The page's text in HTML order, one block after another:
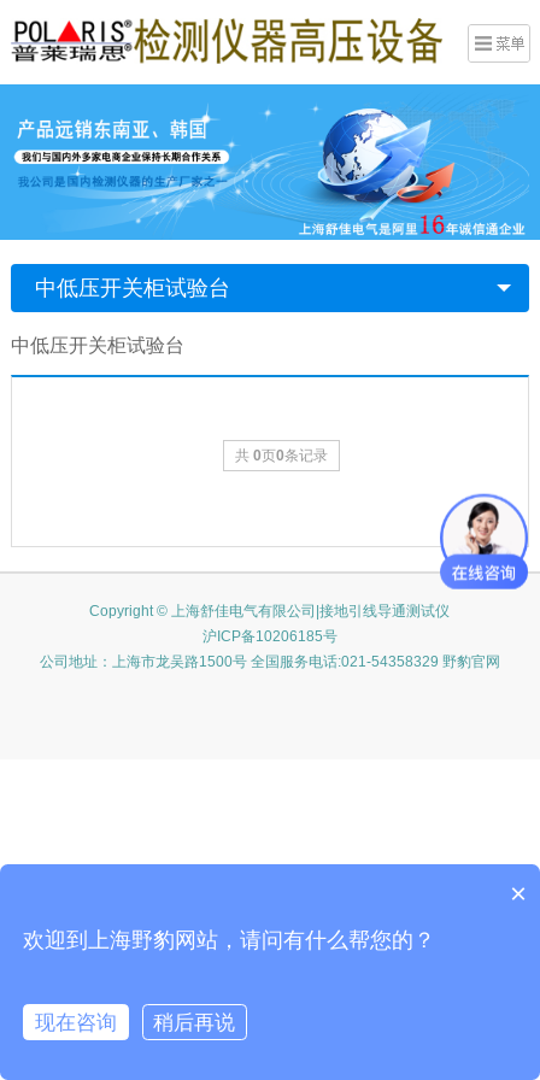
中低压开关柜试验台
中低压开关柜试验台
共0页0条记录
Copyright © 上海舒佳电气有限公司|接地引线导通测试仪
沪ICP备10206185号
公司地址：上海市龙吴路1500号 全国服务电话:021-54358329 野豹官网
×
欢迎到上海野豹网站，请问有什么帮您的？
现在咨询
稍后再说
在线咨询